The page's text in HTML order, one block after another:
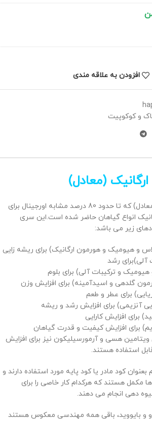
افزودن به علاقه مندی
و کوکوپیت
(معادل)
پک کامل جنرال ارگانیک (معادل) که تا حدود 80 درصد مشابه اورجینال برای
انواع گیاهان حاضر شده است.این سری
زیر می باشد:
و هیومیک و هورمون ارگانیک) برای ریشه زایی
آلی)برای رشد
و ترکیبات آلی) برای بلوم
گلدهی و اسیدآمینه) برای افزایش وزن
برای عطر و طعم
آنزیمی) برای افزایش رشد و ریشه
برای افزایش کارایی
برای افزایش کیفیت و قدرت گیاهان
هسی و آرمورسیلیکون نیز برای افزایش
استفاده هستند.
بعنوان کود مادر یا کود پایه مورد استفاده دارند و
مکمل هستند که هرکدام کار خاصی را برای
دهی انجام می دهند.
و بایووید، باقی همه مهندسی معکوس هستند